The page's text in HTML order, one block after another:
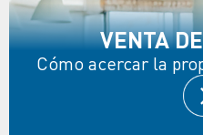
VENTA
Cómo acercar la